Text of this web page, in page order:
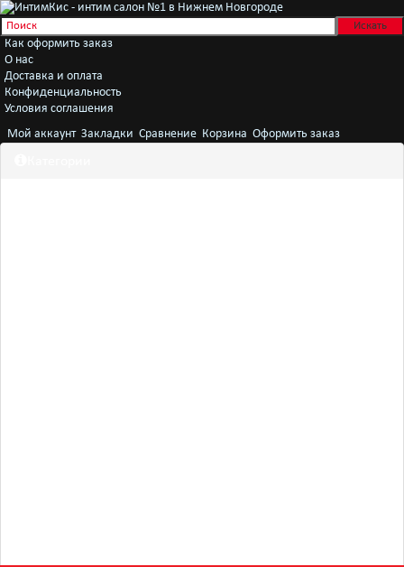
Как оформить заказ
О нас
Доставка и оплата
Конфиденциальность
Условия соглашения
Мой аккаунт Закладки Сравнение Корзина Оформить заказ